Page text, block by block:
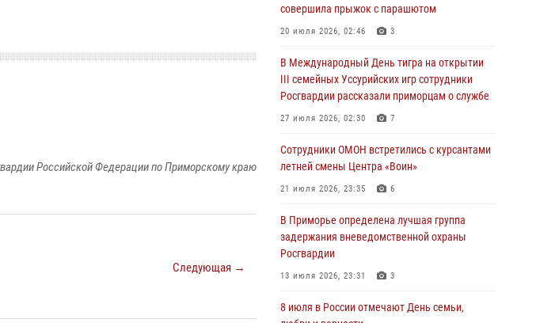
Российской Федерации по Приморскому краю
Следующая →
антитеррористической комиссии
Во Владивостоке во дворе жилого дома
сотрудники вневедомственной охраны
обнаружили запрещенные растения
В День Крещения Руси в Князь-
Владимирском храме – Главном храме
с крестным ходом
28 июля 2026, 10:29 3
Росгвардейцы в Приморье приняли участие в
28 июля 2026, 05:39 3
совершила прыжок с парашютом
20 июля 2026, 02:46 3
В Международный День тигра на открытии
III семейных Уссурийских игр сотрудники
Росгвардии рассказали приморцам о службе
27 июля 2026, 02:30 7
Сотрудники ОМОН встретились с курсантами
летней смены Центра «Воин»
21 июля 2026, 23:35 6
В Приморье определена лучшая группа
задержания вневедомственной охраны
Росгвардии
13 июля 2026, 23:31 3
8 июля в России отмечают День семьи,